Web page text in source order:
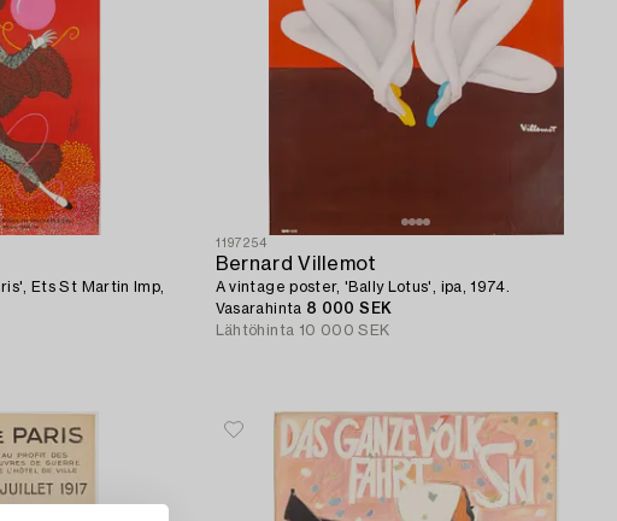
1197254
Bernard Villemot
A vintage poster, 'Bally Lotus', ipa, 1974.
Vasarahinta 8 000 SEK
Lähtöhinta 10 000 SEK